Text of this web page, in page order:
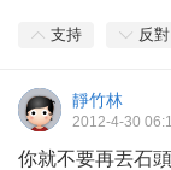
支持 反對
靜竹林
2012-4-30
你就不要再丟石